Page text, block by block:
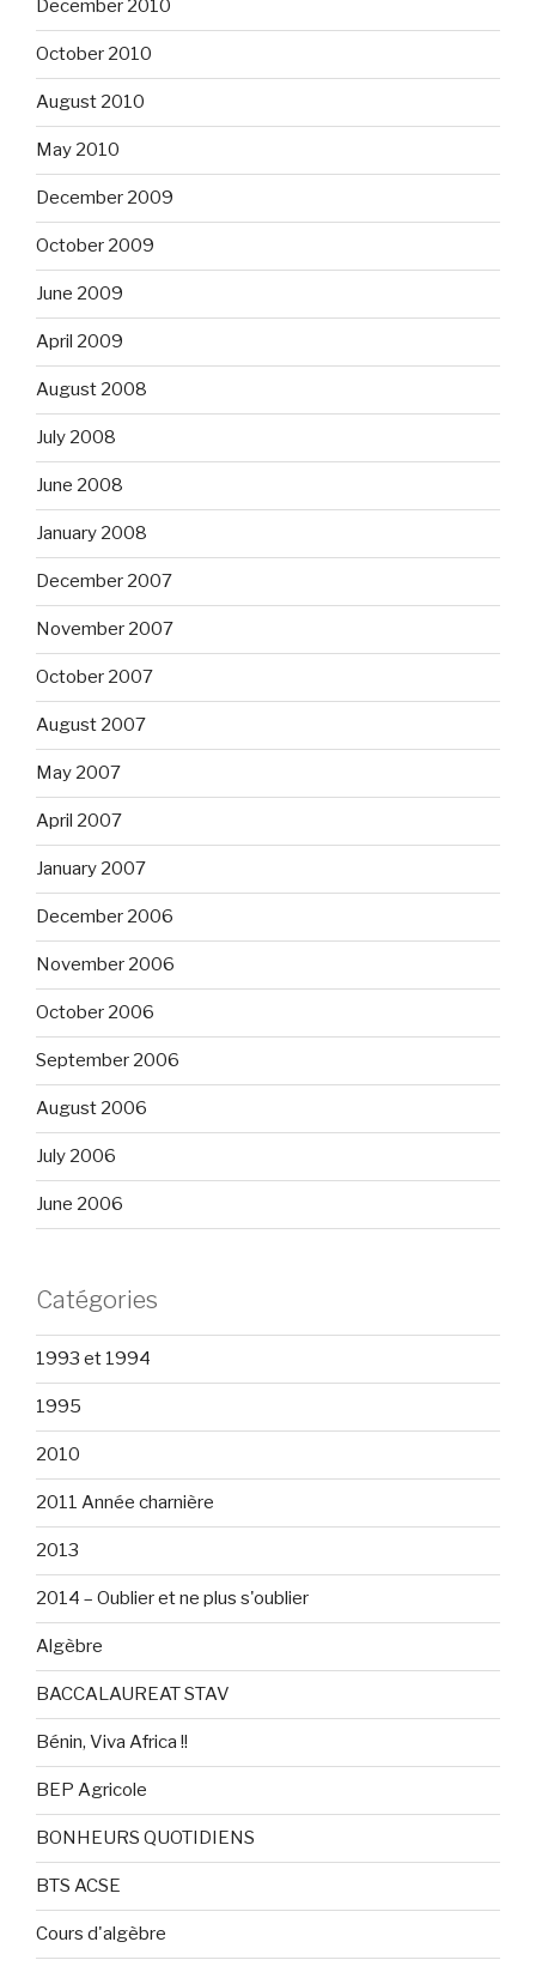
December 2010
October 2010
August 2010
May 2010
December 2009
October 2009
June 2009
April 2009
August 2008
July 2008
June 2008
January 2008
December 2007
November 2007
October 2007
August 2007
May 2007
April 2007
January 2007
December 2006
November 2006
October 2006
September 2006
August 2006
July 2006
June 2006
Catégories
1993 et 1994
1995
2010
2011 Année charnière
2013
2014 – Oublier et ne plus s'oublier
Algèbre
BACCALAUREAT STAV
Bénin, Viva Africa !!
BEP Agricole
BONHEURS QUOTIDIENS
BTS ACSE
Cours d'algèbre